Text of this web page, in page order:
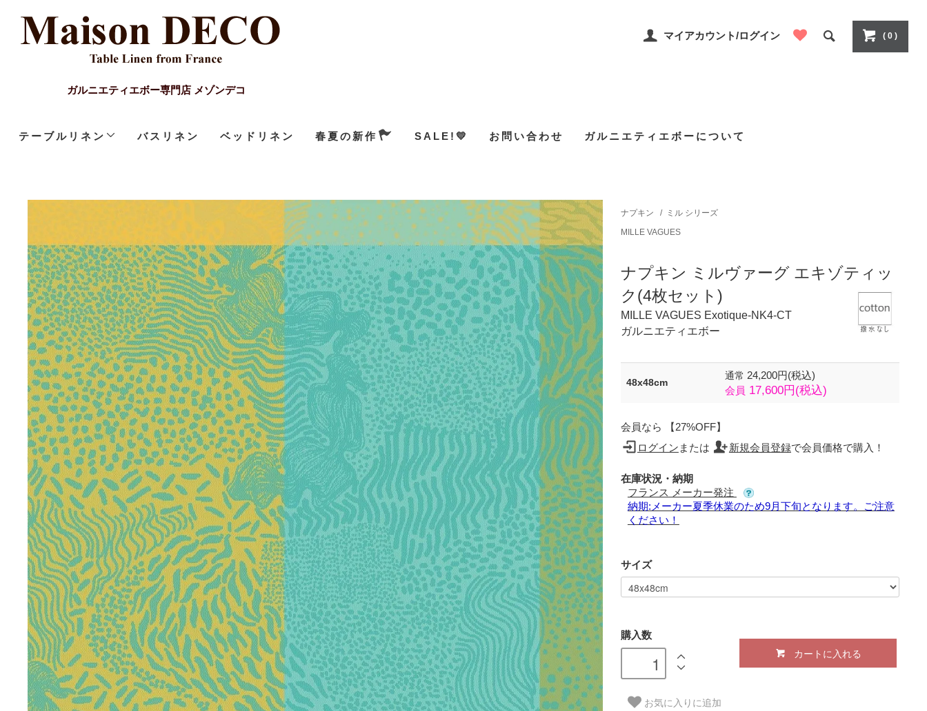
ガルニエティエボー専門店 メゾンデコ
マイアカウント/ログイン ( 0 )
テーブルリネン バスリネン ベッドリネン 春夏の新作 SALE!💛 お問い合わせ ガルニエティエボーについて
ナプキン /
ミル シリーズ
MILLE VAGUES
ナプキン ミルヴァーグ エキゾティッ
ク(4枚セット)
MILLE VAGUES Exotique-NK4-CT
ガルニエティエボー
48x48cm
通常 24,200円(税込)
会員 17,600円(税込)
会員なら 【27%OFF】
ログイン または 新規会員登録で会員価格で購入！
在庫状況・納期
フランス メーカー発注
納期:メーカー夏季休業のため9月下旬となります。ご注意
ください！
サイズ
購入数
カートに入れる
お気に入りに追加